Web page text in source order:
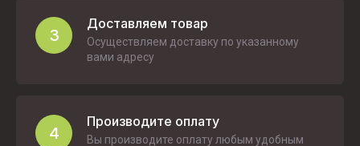
3
Доставляем товар
Осуществляем доставку по указанному
вами адресу
4
Производите оплату
Вы производите оплату любым удобным